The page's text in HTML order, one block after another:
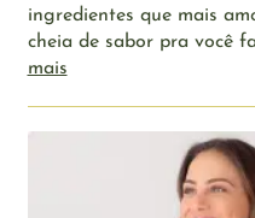
ingredientes que mais
cheia de sabor pra você
mais